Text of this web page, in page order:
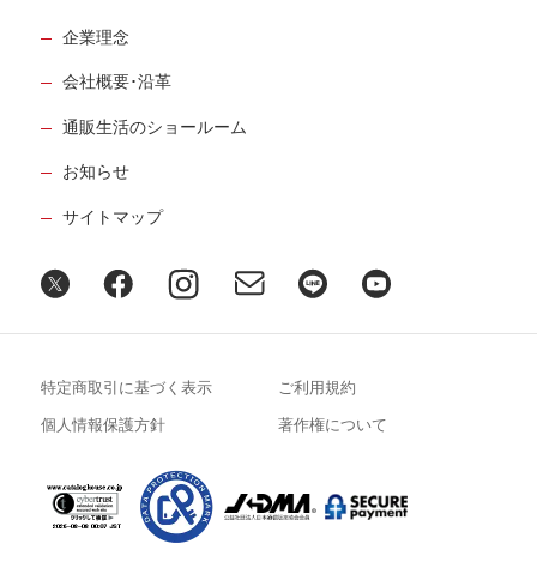
企業理念
会社概要･沿革
通販生活のショールーム
お知らせ
サイトマップ
特定商取引に基づく表示 ご利用規約
個人情報保護方針 著作権について